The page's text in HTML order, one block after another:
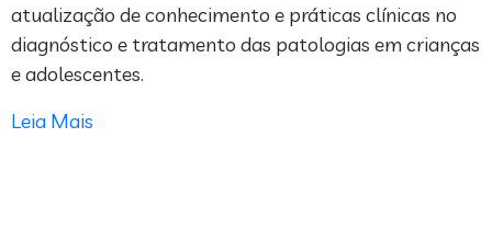
atualização de conhecimento e práticas clínicas no
diagnóstico e tratamento das patologias em crianças
e adolescentes.
Leia Mais